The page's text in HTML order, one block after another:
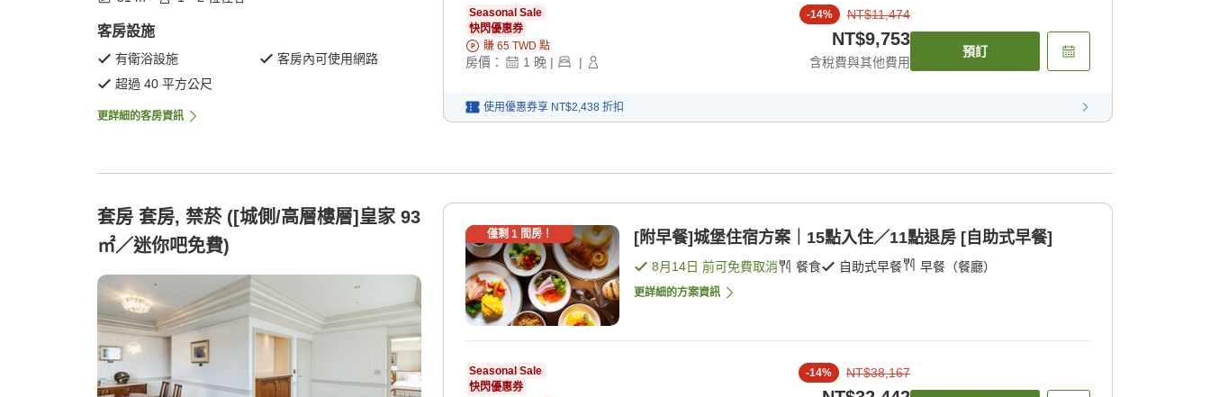
客房設施
有衛浴設施
客房內可使用網路
超過 40 平方公尺
更詳細的客房資訊
Seasonal Sale
快閃優惠券
賺 65 TWD 點
房價： 1 晚 | |
-14% NT$11,474
NT$9,753
含稅費與其他費用
預訂
使用優惠券享 NT$2,438 折扣
套房 套房, 禁菸 ([城側/高層樓層]皇家 93
㎡／迷你吧免費)
僅剩 1間房！ [附早餐]城堡住宿方案｜15點入住／11點退房 [自助式早餐]
8月14日 前可免費取消 餐食 自助式早餐 早餐（餐廳）
更詳細的方案資訊
Seasonal Sale
快閃優惠券
-14% NT$38,167